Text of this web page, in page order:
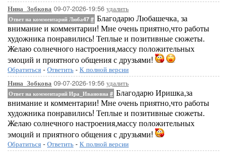
Нина_Зобкова 09-07-2026-19:56 удалить
Ответ на комментарий Люба47 # Благодарю Любашечка, за
внимание и комментарии! Мне очень приятно,что работы
художника понравились! Теплые и позитивные сюжеты.
Желаю солнечного настроения,массу положительных
эмоций и приятного общения с друзьями!
Обратиться - Ответить - К полной версии
Нина_Зобкова 09-07-2026-19:56 удалить
Ответ на комментарий Ира_Ивановна # Благодарю Иришка,за
внимание и комментарии! Мне очень приятно,что работы
художника понравились! Теплые и позитивные сюжеты.
Желаю солнечного настроения,массу положительных
эмоций и приятного общения с друзьями!
Обратиться - Ответить - К полной версии